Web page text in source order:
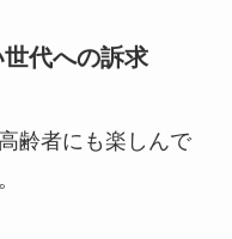
代への訴求
齢者にも楽しんで